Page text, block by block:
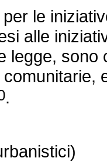
le
alle
legge, sono
.